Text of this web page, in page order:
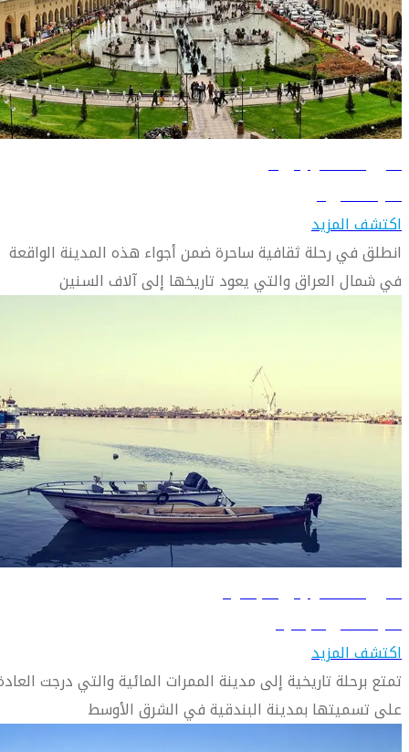
دليل السفر إلى أربيل
تعرّف على أربيل
اكتشف المزيد
انطلق في رحلة ثقافية ساحرة ضمن أجواء هذه المدينة الواقعة
في شمال العراق والتي يعود تاريخها إلى آلاف السنين
دليل السفر إلى البصرة
تعرّف على البصرة
اكتشف المزيد
تمتع برحلة تاريخية إلى مدينة الممرات المائية والتي درجت
على تسميتها بمدينة البندقية في الشرق الأوسط